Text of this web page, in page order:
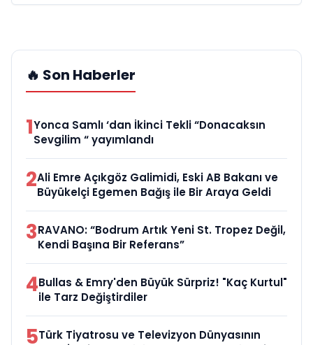
🔥 Son Haberler
1Yonca Samlı ‘dan İkinci Tekli “Donacaksın
Sevgilim “ yayımlandı
2Ali Emre Açıkgöz Galimidi, Eski AB Bakanı ve
Büyükelçi Egemen Bağış ile Bir Araya Geldi
3RAVANO: “Bodrum Artık Yeni St. Tropez Değil,
Kendi Başına Bir Referans”
4Bullas & Emry'den Büyük Sürpriz! "Kaç Kurtul"
ile Tarz Değiştirdiler
5Türk Tiyatrosu ve Televizyon Dünyasının